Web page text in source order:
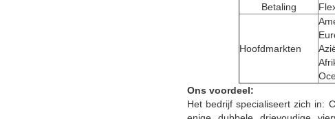
Betaling
Hoofdmarkten
Ons voordeel:
Het bedrijf specialiseert zich in: